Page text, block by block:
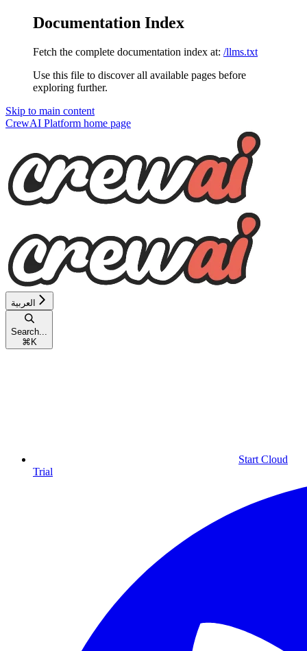
Documentation Index
Fetch the complete documentation index at: /llms.txt
Use this file to discover all available pages before
exploring further.
Skip to main content
CrewAI Platform home page
العربية
Search...
⌘ K
Start Cloud
Trial